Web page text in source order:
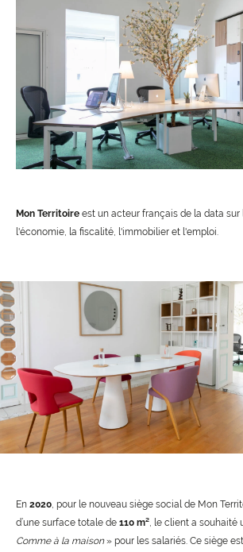
Mon Territoire est un acteur français de la data sur
l'économie, la ﬁscalité, l'immobilier et l'emploi.
En 2020 , pour le nouveau siège social de Mon
d’une surface totale de 110 m² , le client a souhaité
Comme à la maison» pour les salariés. Ce siège